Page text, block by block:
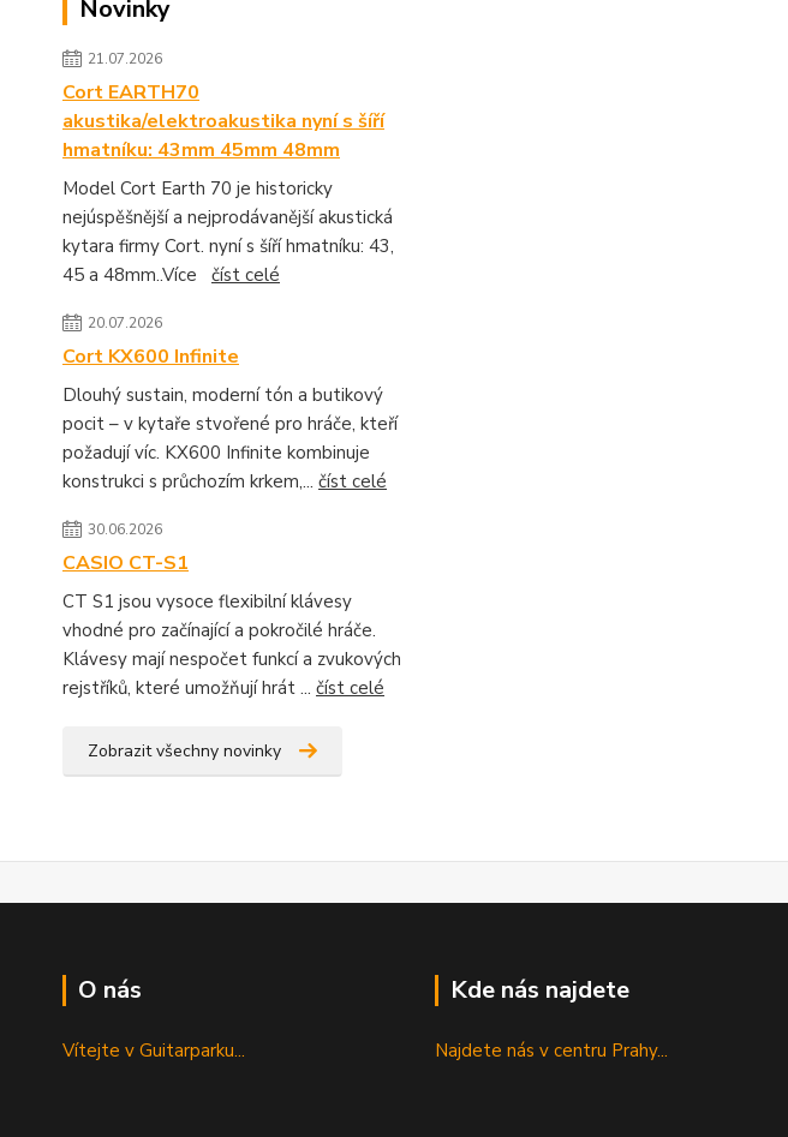
Novinky
21.07.2026
Cort EARTH70
akustika/elektroakustika nyní s šíří
hmatníku: 43mm 45mm 48mm
Model Cort Earth 70 je historicky
nejúspěšnější a nejprodávanější akustická
kytara firmy Cort. nyní s šíří hmatníku: 43,
45 a 48mm..Více číst celé
20.07.2026
Cort KX600 Infinite
Dlouhý sustain, moderní tón a butikový
pocit – v kytaře stvořené pro hráče, kteří
požadují víc. KX600 Infinite kombinuje
konstrukci s průchozím krkem,... číst celé
30.06.2026
CASIO CT-S1
CT S1 jsou vysoce flexibilní klávesy
vhodné pro začínající a pokročilé hráče.
Klávesy mají nespočet funkcí a zvukových
rejstříků, které umožňují hrát ... číst celé
Zobrazit všechny novinky
O nás
Vítejte v Guitarparku...
Kde nás najdete
Najdete nás v centru Prahy...